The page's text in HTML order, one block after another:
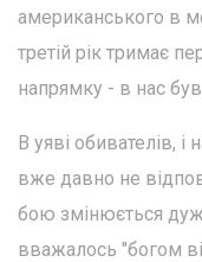
американського в
третій рік тримає
напрямку - в нас
В уяві обивателів, і
вже давно не
бою змінюється
вважалось "богом